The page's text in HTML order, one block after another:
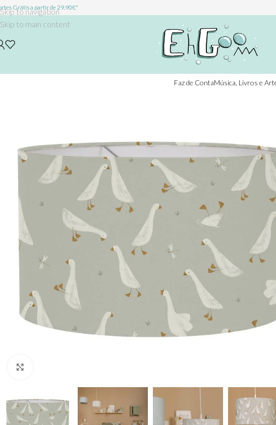
Skip to navigation
Skip to main content
Grátis a partir de 29.90€*
Faz de ContaMúsica, Livros e